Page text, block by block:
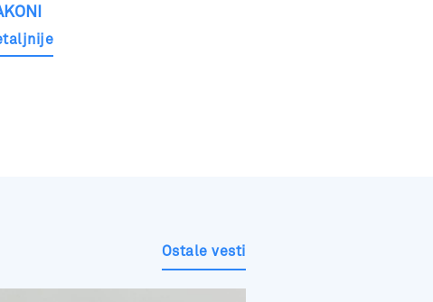
Ostale vesti